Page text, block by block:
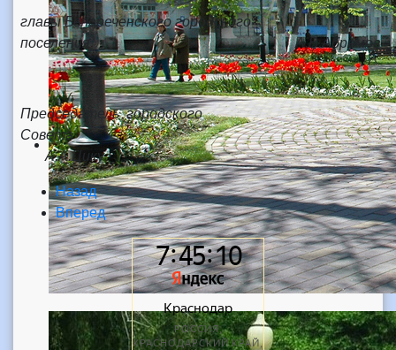
главы Белореченского городского
поселения А.В.Абрамов
Председатель городского
Совета
А.А.Цику
Назад
Вперед